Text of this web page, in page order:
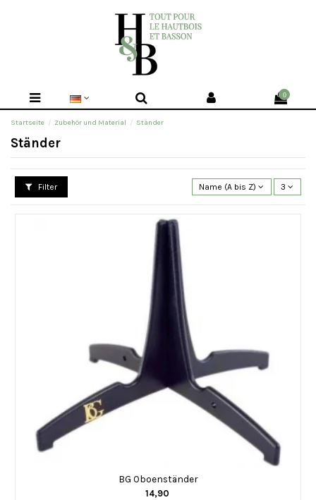
0
Startseite Zubehör und Material Ständer
Ständer
Filter Name (A bis Z) 3
BG Oboenständer
14,90